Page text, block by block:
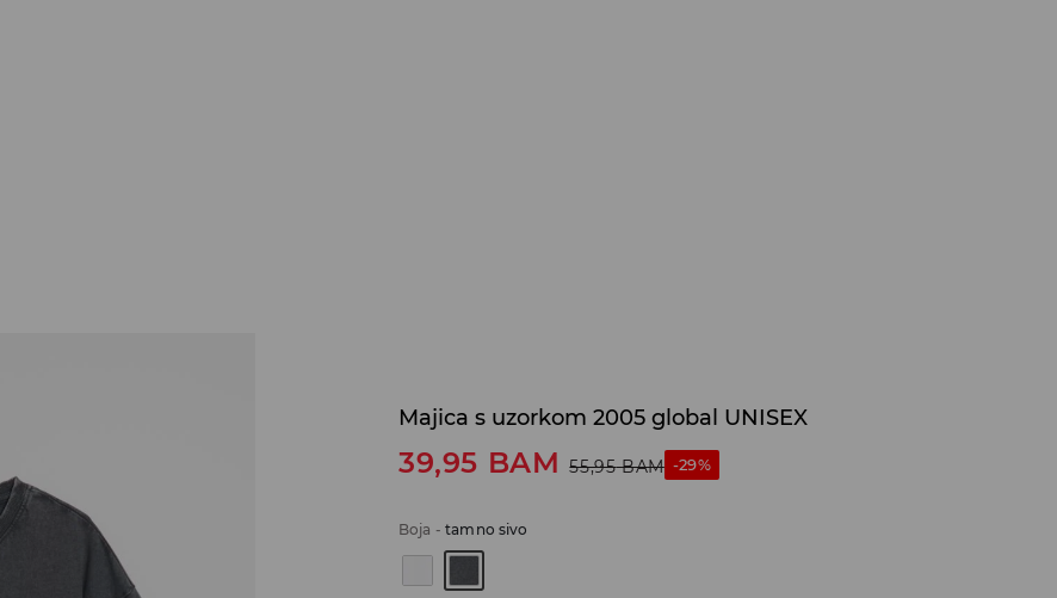
Majica s uzorkom 2005 global UNISEX
39,95 BAM 55,95 BAM -29%
Boja -tamno sivo